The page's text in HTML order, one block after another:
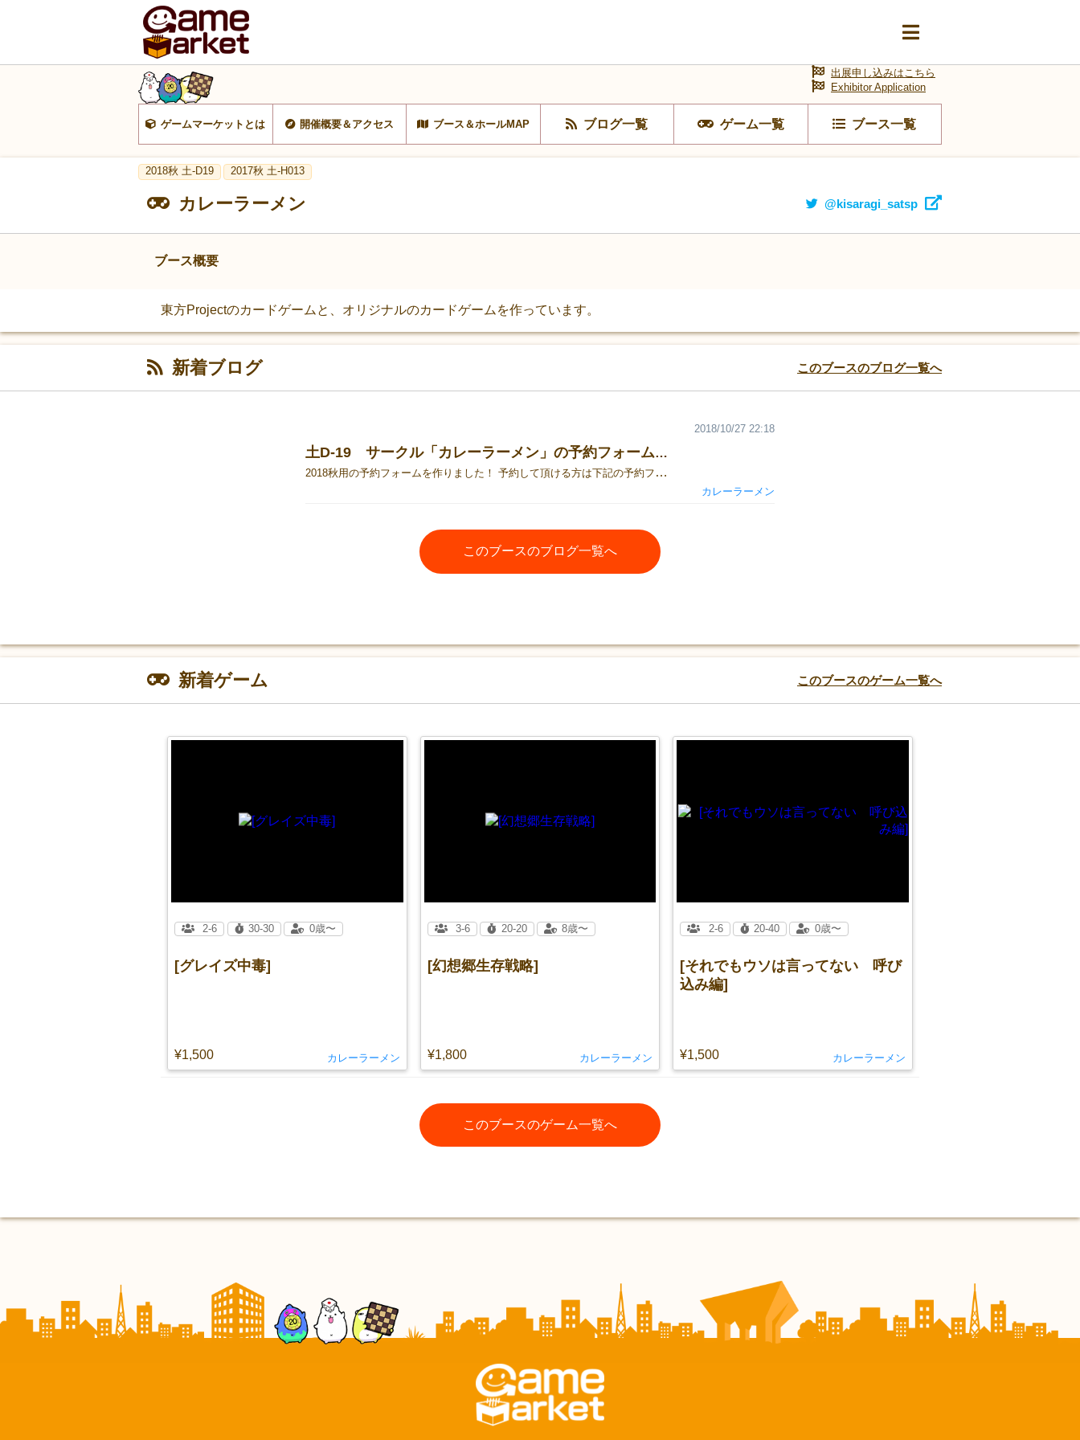
ゲームマーケットとは 開催概要＆アクセス ブース＆ホールMAP ブログ一覧 ゲーム一覧 ブース一覧
出展申し込みはこちら
Exhibitor Application
2018秋 土-D19 2017秋 土-H013
カレーラーメン @kisaragi_satsp
ブース概要
東方Projectのカードゲームと、オリジナルのカードゲームを作っています。
新着ブログ このブースのブログ一覧へ
土D-19 サークル「カレーラーメン」の予約フォーム作りました！
2018秋用の予約フォームを作りました！ 予約して頂ける方は下記の予約フォームから入力をお願いします。 メールアドレスは携帯メールだと当日確認できて便利です。 また、当日は入力した名前と予約確認番号を忘れないようお願いします。 予約フォーム↓ https://goo.gl/forms/XeTThGneibe5NYwg2
2018/10/27 22:18
カレーラーメン
このブースのブログ一覧へ
新着ゲーム このブースのゲーム一覧へ
[グレイズ中毒]
¥1,500
2-6 30-30 0歳〜
カレーラーメン
[幻想郷生存戦略]
¥1,800
3-6 20-20 8歳〜
カレーラーメン
[それでもウソは言ってない 呼び
込み編]
¥1,500
2-6 20-40 0歳〜
カレーラーメン
このブースのゲーム一覧へ